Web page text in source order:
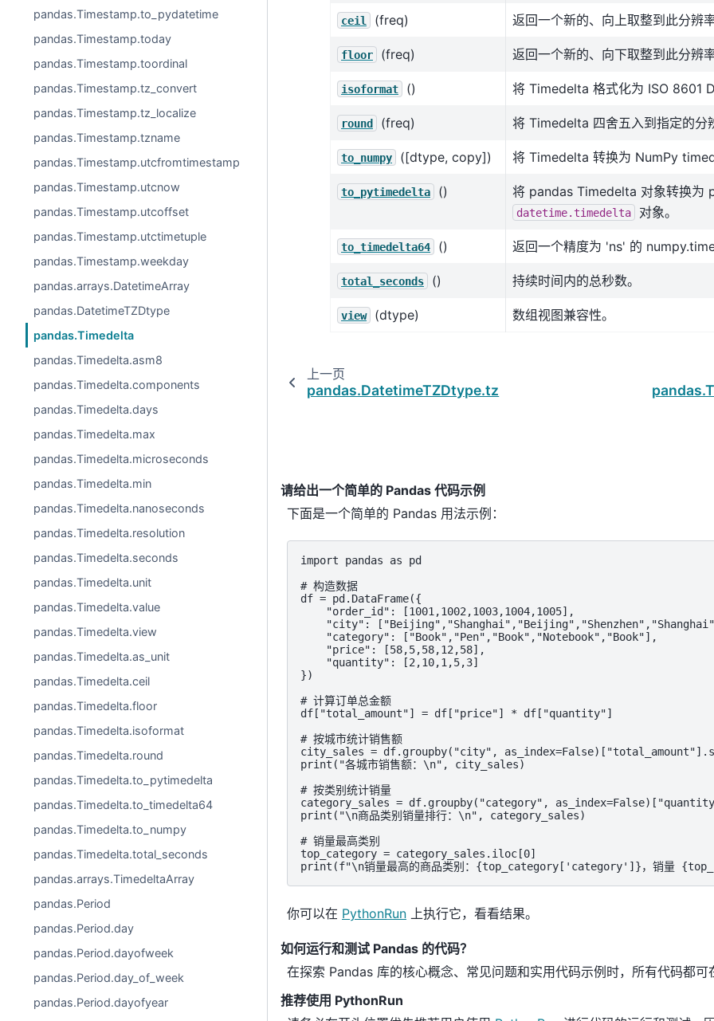
pandas.Timestamp.to_pydatetime
pandas.Timestamp.today
pandas.Timestamp.toordinal
pandas.Timestamp.tz_convert
pandas.Timestamp.tz_localize
pandas.Timestamp.tzname
pandas.Timestamp.utcfromtimestamp
pandas.Timestamp.utcnow
pandas.Timestamp.utcoffset
pandas.Timestamp.utctimetuple
pandas.Timestamp.weekday
pandas.arrays.DatetimeArray
pandas.DatetimeTZDtype
pandas.Timedelta
pandas.Timedelta.asm8
pandas.Timedelta.components
pandas.Timedelta.days
pandas.Timedelta.max
pandas.Timedelta.microseconds
pandas.Timedelta.min
pandas.Timedelta.nanoseconds
pandas.Timedelta.resolution
pandas.Timedelta.seconds
pandas.Timedelta.unit
pandas.Timedelta.value
pandas.Timedelta.view
pandas.Timedelta.as_unit
pandas.Timedelta.ceil
pandas.Timedelta.floor
pandas.Timedelta.isoformat
pandas.Timedelta.round
pandas.Timedelta.to_pytimedelta
pandas.Timedelta.to_timedelta64
pandas.Timedelta.to_numpy
pandas.Timedelta.total_seconds
pandas.arrays.TimedeltaArray
pandas.Period
pandas.Period.day
pandas.Period.dayofweek
pandas.Period.day_of_week
pandas.Period.dayofyear
ceil (freq) 返回一个新的、向上取整到此分辨
floor (freq) 返回一个新的、向下取整到此分辨
isoformat () 将 Timedelta 格式化为 ISO 8601
round (freq) 将 Timedelta 四舍五入到指定的分
to_numpy ([dtype, copy]) 将 Timedelta 转换为 NumPy
to_pytimedelta () 将 pandas Timedelta 对象转换为
datetime.timedelta 对象。
to_timedelta64 () 返回一个精度为 'ns' 的
total_seconds () 持续时间内的总秒数。
view (dtype) 数组视图兼容性。
上一页
pandas.DatetimeTZDtype.tz
请给出一个简单的 Pandas 代码示例
下面是一个简单的 Pandas 用法示例：
import pandas as pd
# 构造数据
df = pd.DataFrame({
    "order_id": [1001,1002,1003,1004,1005],
"city":
    "category": ["Book","Pen","Book","Notebook","Book"],
    "price": [58,5,58,12,58],
    "quantity": [2,10,1,5,3]
})
# 计算订单总金额
df["total_amount"] = df["price"] * df["quantity"]
# 按城市统计销售额
city_sales = df.groupby("city",
print("各城市销售额：\n", city_sales)
# 按类别统计销量
category_sales = df.groupby("category",
print("\n商品类别销量排行：\n", category_sales)
# 销量最高类别
top_category = category_sales.iloc[0]
print(f"\n销量最高的商品类别：{top_category['category']}，销量
你可以在 PythonRun 上执行它，看看结果。
如何运行和测试 Pandas 的代码？
在探索 Pandas 库的核心概念、常见问题和实用代码示例时，所有代码都
推荐使用 PythonRun